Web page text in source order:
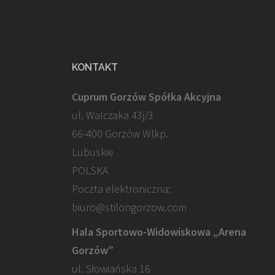
KONTAKT
Cuprum Gorzów Spółka Akcyjna
ul. Walczaka 43j/3
66-400 Gorzów Wlkp.
Lubuskie
POLSKA
Poczta elektroniczna:
biuro@stilongorzow.com
Hala Sportowo-Widowiskowa „Arena
Gorzów”
ul. Słowiańska 16